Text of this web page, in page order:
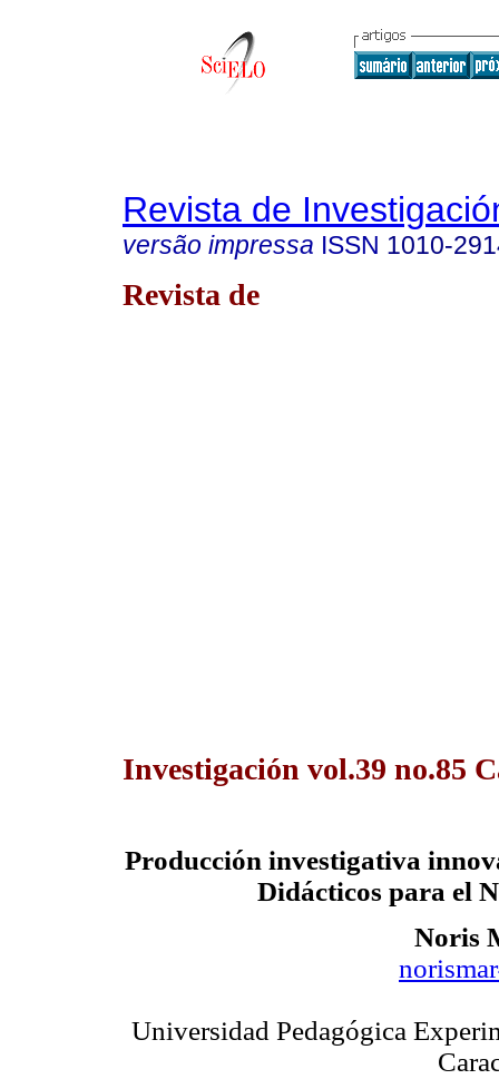
Revista de
versão impressa ISSN 1010-
Revista de
Investigación vol.39 no.85
Producción investigativa
Didácticos para el
Noris
Universidad Pedagógica